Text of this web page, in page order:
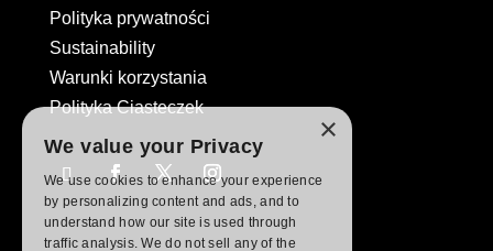
Polityka prywatności
Sustainability
Warunki korzystania
Polityka Ciasteczek
×
We value your Privacy
We use cookies to enhance your experience
by personalizing content and ads, and to
understand how our site is used through
traffic analysis. We do not sell any of the